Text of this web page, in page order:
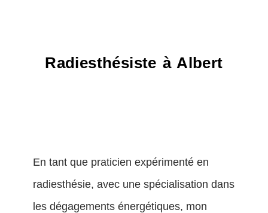
Radiesthésiste à Albert
En tant que praticien expérimenté en
radiesthésie, avec une spécialisation dans
les dégagements énergétiques, mon